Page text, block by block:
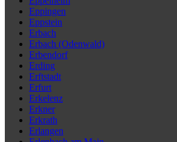
Eppingen
Eppstein
Erbach
Erbach (Odenwald)
Erbendorf
Erding
Erftstadt
Erfurt
Erkelenz
Erkner
Erkrath
Erlangen